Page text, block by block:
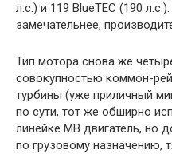
л.с.) и 119 BlueTEC (190
замечательнее,
Тип мотора снова же
совокупностью коммон-
турбины (уже приличный
по сути, тот же обширно
линейке MB двигатель, но
по грузовому назначению,